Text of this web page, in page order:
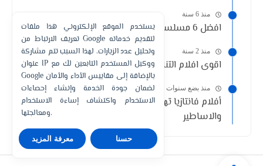
منذ 6 سنة
افضل 6 مسلسلات تشبه مسلسل Elite
منذ 2 سنة
اقوى افلام التنانين والمخلوقات التى تنفث النار
منذ بضع سنوات
أفلام فانتازيا تهرب بك من الواقع إلى عالم السحر
والاساطير
يستخدم الموقع الإلكتروني هذا ملفات
تعريف الارتباط من Google لتقديم خدماته
وتحليل عدد الزيارات. لهذا السبب تتم مشاركة
عنوان IP ووكيل المستخدم التابعين لك مع
Google بالإضافة إلى مقاييس الأداء والأمان
لضمان جودة الخدمة وإنشاء إحصاءات
الاستخدام واكتشاف إساءة الاستخدام
ومعالجتها.
معرفة المزيد حسنا